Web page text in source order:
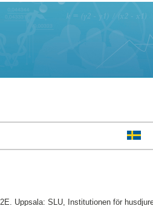
Uppsala: SLU, Institutionen för